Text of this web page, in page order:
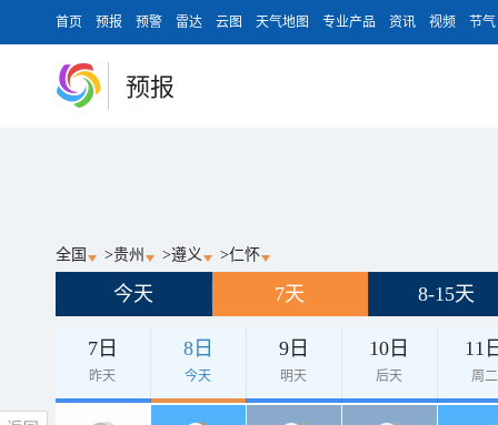
首页 预报 预警 雷达 云图 天气地图 专业产品 资讯 视频 节气
预报
全国 >贵州 >遵义 >仁怀
今天 7天 8-15天
7日
昨天
8日
今天
9日
明天
10日
后天
11
周二